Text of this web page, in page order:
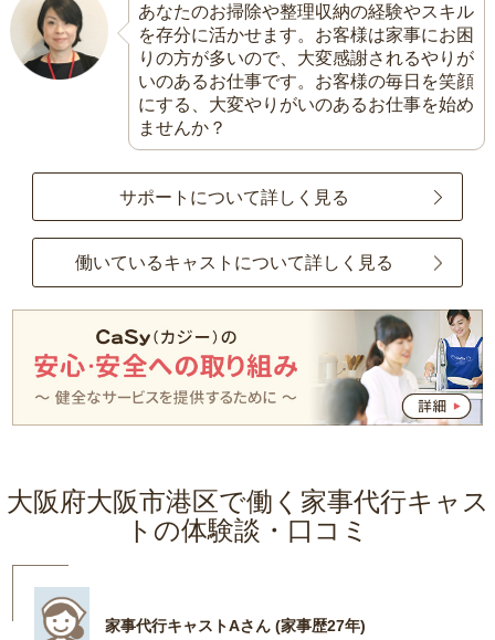
あなたのお掃除や整理収納の経験やスキル
を存分に活かせます。お客様は家事にお困
りの方が多いので、大変感謝されるやりが
いのあるお仕事です。お客様の毎日を笑顔
にする、大変やりがいのあるお仕事を始め
ませんか？
サポートについて詳しく見る
働いているキャストについて詳しく見る
大阪府大阪市港区で働く家事代行キャス
トの体験談・口コミ
家事代行キャストAさん (家事歴27年)